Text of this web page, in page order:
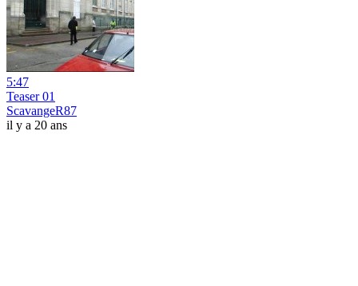
5:47
Teaser 01
ScavangeR87
il y a 20 ans